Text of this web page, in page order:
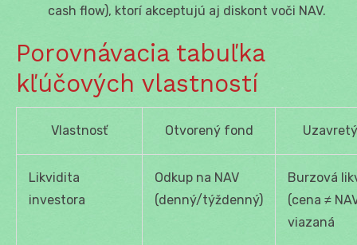
cash flow), ktorí akceptujú aj diskont voči NAV.
Porovnávacia tabuľka
kľúčových vlastností
Vlastnosť Otvorený fond
Likvidita
investora
Odkup na NAV
(denný/týždenný)
Burzová
(cena ≠
viazaná